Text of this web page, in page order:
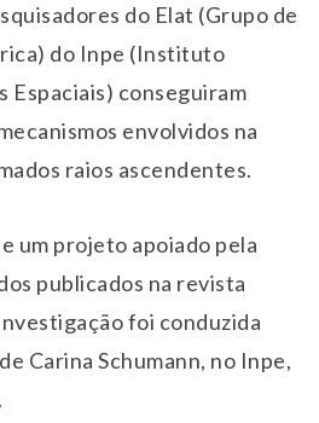
do Elat (Grupo de
do Inpe (Instituto
Espaciais) conseguiram
envolvidos na
raios ascendentes.
um projeto apoiado pela
publicados na revista
foi conduzida
Carina Schumann, no Inpe,